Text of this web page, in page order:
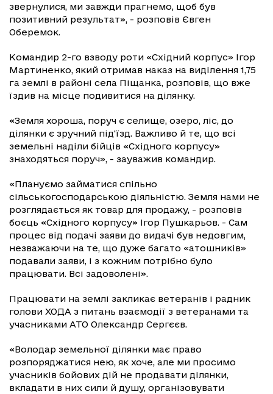
звернулися, ми завжди прагнемо, щоб був
позитивний результат», - розповів Євген
Оберемок.
Командир 2-го взводу роти «Східний корпус» Ігор
Мартиненко, який отримав наказ на виділення 1,75
га землі в районі села Піщанка, розповів, що вже
їздив на місце подивитися на ділянку.
«Земля хороша, поруч є селище, озеро, ліс, до
ділянки є зручний під'їзд. Важливо й те, що всі
земельні наділи бійців «Східного корпусу»
знаходяться поруч», - зауважив командир.
«Плануємо займатися спільно
сільськогосподарською діяльністю. Земля нами не
розглядається як товар для продажу, - розповів
боєць «Східного корпусу» Ігор Пушкарьов. - Сам
процес від подачі заяви до видачі був недовгим,
незважаючи на те, що дуже багато «атошників»
подавали заяви, і з кожним потрібно було
працювати. Всі задоволені».
Працювати на землі закликає ветеранів і радник
голови ХОДА з питань взаємодії з ветеранами та
учасниками АТО Олександр Сергєєв.
«Володар земельної ділянки має право
розпоряджатися нею, як хоче, але ми просимо
учасників бойових дій не продавати ділянки,
вкладати в них сили й душу, організовувати